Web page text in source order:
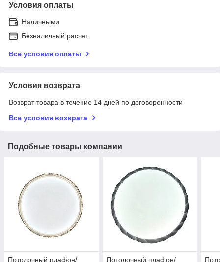
Условия оплаты
Наличными
Безналичный расчет
Все условия оплаты
Условия возврата
Возврат товара в течение 14 дней по договоренности
Все условия возврата
Подобные товары компании
Потолочный плафон/
Потолочный плафон/